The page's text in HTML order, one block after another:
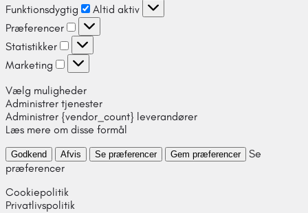
Funktionsdygtig
Altid aktiv
Præferencer
Statistikker
Marketing
Vælg muligheder
Administrer tjenester
Administrer {vendor_count} leverandører
Læs mere om disse formål
Godkend Afvis Se præferencer Gem præferencer
Se
præferencer
Cookiepolitik
Privatlivspolitik